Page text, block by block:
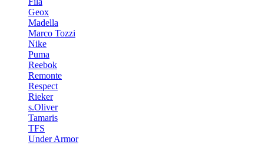
Geox
Madella
Marco Tozzi
Nike
Puma
Reebok
Remonte
Respect
Rieker
s.Oliver
Tamaris
TFS
Under Armor